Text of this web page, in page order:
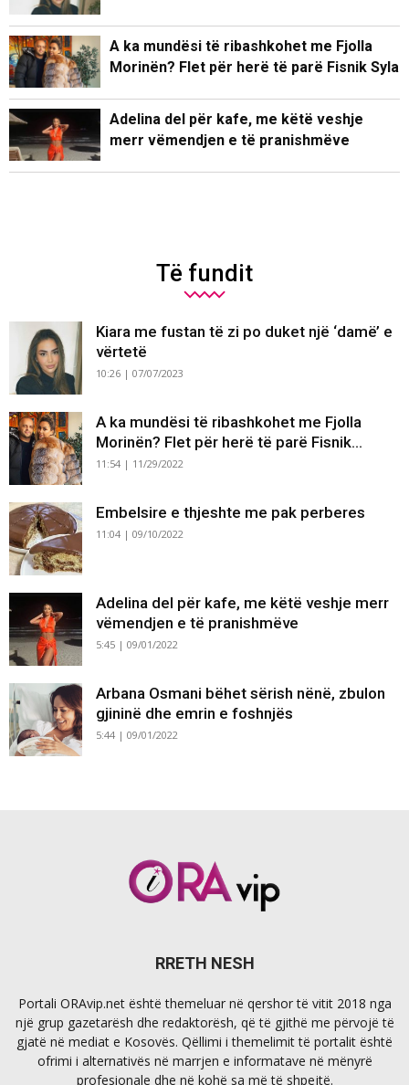
A ka mundësi të ribashkohet me Fjolla
Morinën? Flet për herë të parë Fisnik Syla
Adelina del për kafe, me këtë veshje
merr vëmendjen e të pranishmëve
Të fundit
Kiara me fustan të zi po duket një ‘damë’ e
vërtetë
10:26 | 07/07/2023
A ka mundësi të ribashkohet me Fjolla
Morinën? Flet për herë të parë Fisnik...
11:54 | 11/29/2022
Embelsire e thjeshte me pak perberes
11:04 | 09/10/2022
Adelina del për kafe, me këtë veshje merr
vëmendjen e të pranishmëve
5:45 | 09/01/2022
Arbana Osmani bëhet sërish nënë, zbulon
gjininë dhe emrin e foshnjës
5:44 | 09/01/2022
RRETH NESH
Portali ORAvip.net është themeluar në qershor të vitit 2018 nga
një grup gazetarësh dhe redaktorësh, që të gjithë me përvojë të
gjatë në mediat e Kosovës. Qëllimi i themelimit të portalit është
ofrimi i alternativës në marrjen e informatave në mënyrë
profesionale dhe në kohë sa më të shpejtë.